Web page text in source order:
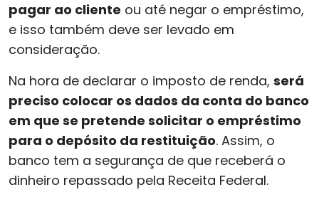
pagar ao cliente ou até negar o empréstimo,
e isso também deve ser levado em
consideração.
Na hora de declarar o imposto de renda, será
preciso colocar os dados da conta do banco
em que se pretende solicitar o empréstimo
para o depósito da restituição. Assim, o
banco tem a segurança de que receberá o
dinheiro repassado pela Receita Federal.